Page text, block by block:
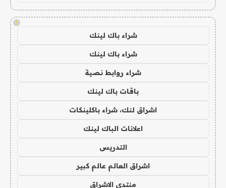
!
شراء باك لينك
شراء باك لينك
شراء روابط نصية
باقات باك لينك
اشراق لنك، شراء باكلينكات
اعلانات الباك لينك
التدريس
اشراق العالم عالم كبير
منتدى الاشراق